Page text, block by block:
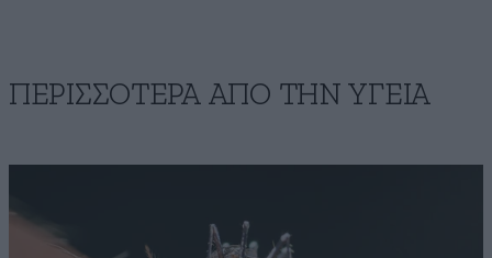
ΠΕΡΙΣΣΟΤΕΡΑ ΑΠΟ ΤΗΝ ΥΓΕΙΑ